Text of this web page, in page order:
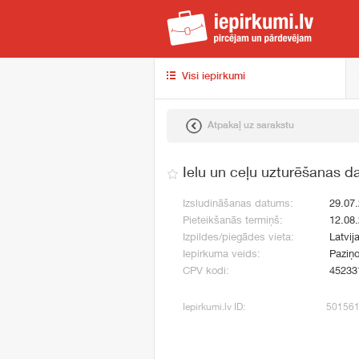
Visi iepirkumi
Atpakaļ uz sarakstu
Ielu un ceļu uzturēšanas
Izsludināšanas datums:
Pieteikšanās termiņš:
Izpildes/piegādes vieta:
Iepirkuma veids:
CPV kodi:
Iepirkumi.lv ID: